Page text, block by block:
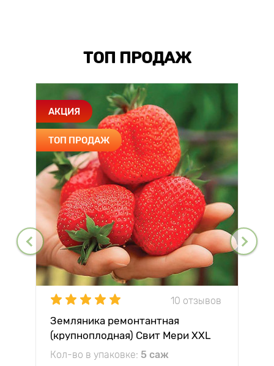
ТОП ПРОДАЖ
АКЦИЯ
ТОП ПРОДАЖ
10 отзывов
Земляника ремонтантная
(крупноплодная) Свит Мери XXL
Кол-во в упаковке: 5 саж